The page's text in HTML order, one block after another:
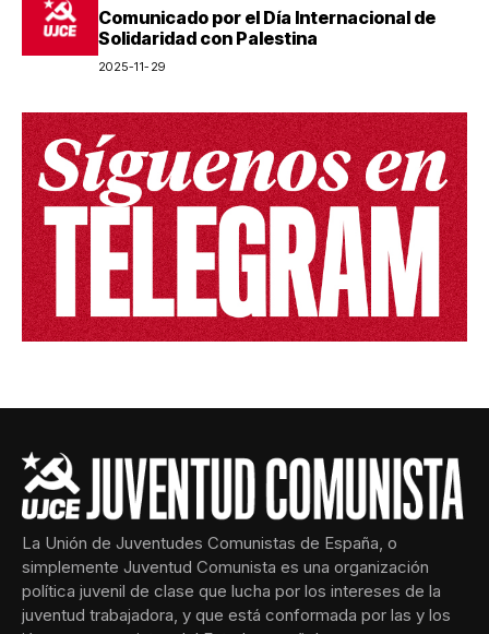
Comunicado por el Día Internacional de
Solidaridad con Palestina
2025-11-29
La Unión de Juventudes Comunistas de España, o
simplemente Juventud Comunista es una organización
política juvenil de clase que lucha por los intereses de la
juventud trabajadora, y que está conformada por las y los